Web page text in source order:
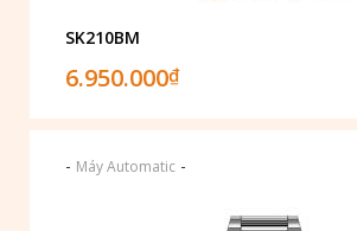
SK210BM
6.950.000₫
- Máy Automatic -